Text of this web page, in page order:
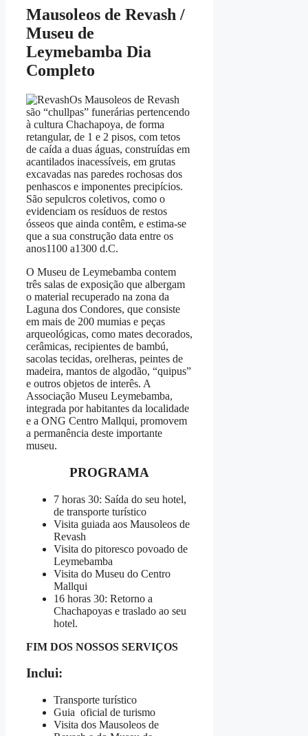
Mausoleos de Revash /
Museu de
Leymebamba Dia
Completo
Os Mausoleos de Revash
são “chullpas” funerárias pertencendo
à cultura Chachapoya, de forma
retangular, de 1 e 2 pisos, com tetos
de caída a duas águas, construídas em
acantilados inacessíveis, em grutas
excavadas nas paredes rochosas dos
penhascos e imponentes precipícios.
São sepulcros coletivos, como o
evidenciam os resíduos de restos
ósseos que ainda contêm, e estima-se
que a sua construção data entre os
anos1100 a1300 d.C.
O Museu de Leymebamba contem
três salas de exposição que albergam
o material recuperado na zona da
Laguna dos Condores, que consiste
em mais de 200 mumias e peças
arqueológicas, como mates decorados,
cerâmicas, recipientes de bambú,
sacolas tecidas, orelheras, peintes de
madeira, mantos de algodão, “quipus”
e outros objetos de interês. A
Associação Museu Leymebamba,
integrada por habitantes da localidade
e a ONG Centro Mallqui, promovem
a permanência deste importante
museu.
PROGRAMA
7 horas 30: Saída do seu hotel,
de transporte turístico
Visita guiada aos Mausoleos de
Revash
Visita do pitoresco povoado de
Leymebamba
Visita do Museu do Centro
Mallqui
16 horas 30: Retorno a
Chachapoyas e traslado ao seu
hotel.
FIM DOS NOSSOS SERVIÇOS
Inclui:
Transporte turístico
Guia oficial de turismo
Visita dos Mausoleos de